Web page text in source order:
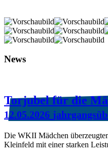
News
Torjubel für die
12.05.2026
Die WKII Mädchen
Kleinfeld mit einer starken